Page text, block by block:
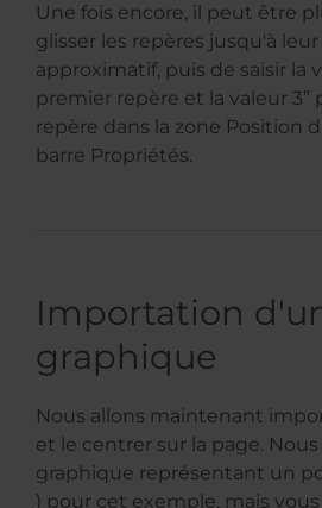
Une fois encore, il peut être
glisser les repères jusqu'à
approximatif, puis de saisir la
premier repère et la valeur 3”
repère dans la zone Position
barre Propriétés.
Importation
graphique
Nous allons maintenant
et le centrer sur la page.
graphique représentant un
) pour cet exemple, mais